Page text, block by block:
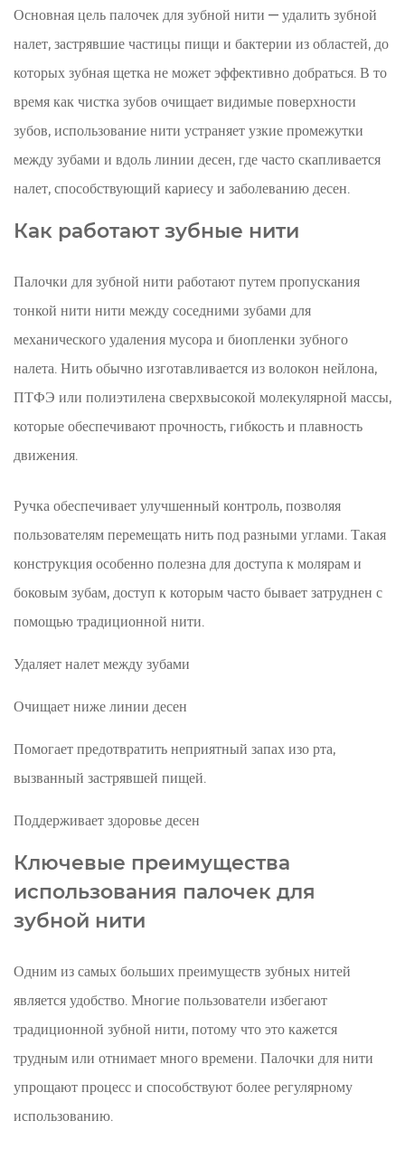
Ключевые
преимущества
палочек
для
зубной
нити
3.1
ежедневное
3.2
Лучший
задним
зубам
3.3
Улучшенное
требованиям
Виды
палочек
для
нити
Стандартные
зубцы
Зубочистки
вкусом
мяты
4.3
ортодонтической
Экологически
чистые
бамбуковые
палочки
Основная цель палочек для зубной нити — удалить зубной
налет, застрявшие частицы пищи и бактерии из областей, до
которых зубная щетка не может эффективно добраться. В то
время как чистка зубов очищает видимые поверхности
зубов, использование нити устраняет узкие промежутки
между зубами и вдоль линии десен, где часто скапливается
налет, способствующий кариесу и заболеванию десен.
Как работают зубные нити
Палочки для зубной нити работают путем пропускания
тонкой нити нити между соседними зубами для
механического удаления мусора и биопленки зубного
налета. Нить обычно изготавливается из волокон нейлона,
ПТФЭ или полиэтилена сверхвысокой молекулярной массы,
которые обеспечивают прочность, гибкость и плавность
движения.
Ручка обеспечивает улучшенный контроль, позволяя
пользователям перемещать нить под разными углами. Такая
конструкция особенно полезна для доступа к молярам и
боковым зубам, доступ к которым часто бывает затруднен с
помощью традиционной нити.
Удаляет налет между зубами
Очищает ниже линии десен
Помогает предотвратить неприятный запах изо рта,
вызванный застрявшей пищей.
Поддерживает здоровье десен
Ключевые преимущества
использования палочек для
зубной нити
Одним из самых больших преимуществ зубных нитей
является удобство. Многие пользователи избегают
традиционной зубной нити, потому что это кажется
трудным или отнимает много времени. Палочки для нити
упрощают процесс и способствуют более регулярному
использованию.